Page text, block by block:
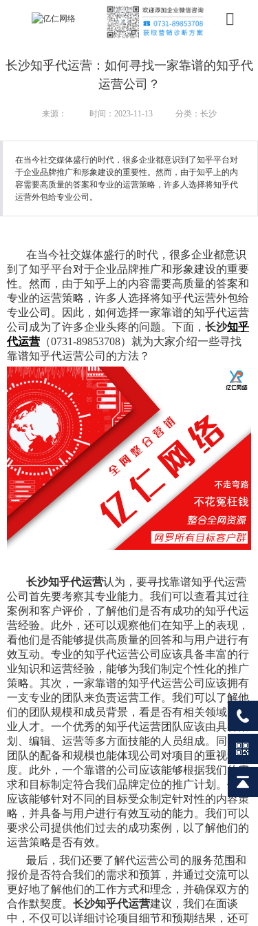
产品
服务
行业
我们
长沙知乎代运营：如何寻找一家靠谱的知乎代
运营公司？
来源： 时间：2023-11-13 分类：长沙
在当今社交媒体盛行的时代，很多企业都意识到了知乎平台对
于企业品牌推广和形象建设的重要性。然而，由于知乎上的内
容需要高质量的答案和专业的运营策略，许多人选择将知乎代
运营外包给专业公司。
在当今社交媒体盛行的时代，很多企业都意识
到了知乎平台对于企业品牌推广和形象建设的重要
性。然而，由于知乎上的内容需要高质量的答案和
专业的运营策略，许多人选择将知乎代运营外包给
专业公司。因此，如何选择一家靠谱的知乎代运营
公司成为了许多企业头疼的问题。下面， 长沙知乎
代运营 （0731-89853708）就为大家介绍一些寻找
靠谱知乎代运营公司的方法？
长沙知乎代运营认为，要寻找靠谱知乎代运营
公司首先要考察其专业能力。我们可以查看其过往
案例和客户评价，了解他们是否有成功的知乎代运
营经验。此外，还可以观察他们在知乎上的表现，
看他们是否能够提供高质量的回答和与用户进行有
效互动。专业的知乎代运营公司应该具备丰富的行
业知识和运营经验，能够为我们制定个性化的推广
策略。其次，一家靠谱的知乎代运营公司应该拥有
一支专业的团队来负责运营工作。我们可以了解他
们的团队规模和成员背景，看是否有相关领域的专
业人才。一个优秀的知乎代运营团队应该由具备策
划、编辑、运营等多方面技能的人员组成。同时，
团队的配备和规模也能体现公司对项目的重视程
度。此外，一个靠谱的公司应该能够根据我们的需
求和目标制定符合我们品牌定位的推广计划。他们
应该能够针对不同的目标受众制定针对性的内容策
略，并具备与用户进行有效互动的能力。我们可以
要求公司提供他们过去的成功案例，以了解他们的
运营策略是否有效。
最后，我们还要了解代运营公司的服务范围和
报价是否符合我们的需求和预算，并通过交流可以
更好地了解他们的工作方式和理念，并确保双方的
合作默契度。 长沙知乎代运营建议，我们在面谈
中，不仅可以详细讨论项目细节和预期结果，还可